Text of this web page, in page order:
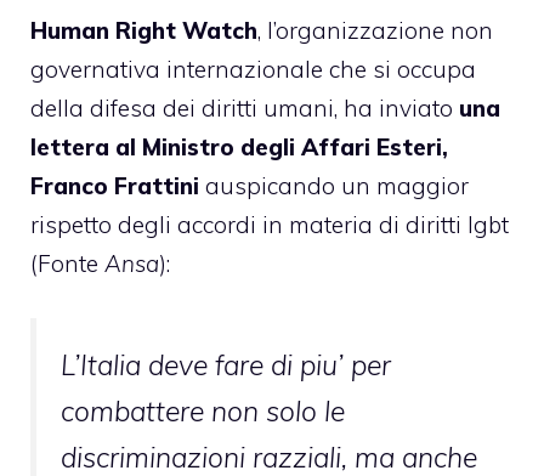
Human Right Watch, l’organizzazione non
governativa internazionale che si occupa
della difesa dei diritti umani, ha inviato una
lettera al Ministro degli Affari Esteri,
Franco Frattini auspicando un maggior
rispetto degli accordi in materia di diritti lgbt
(Fonte Ansa):
L’Italia deve fare di piu’ per
combattere non solo le
discriminazioni razziali, ma anche